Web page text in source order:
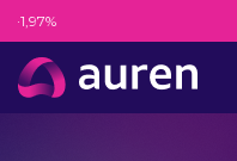
-1,97%